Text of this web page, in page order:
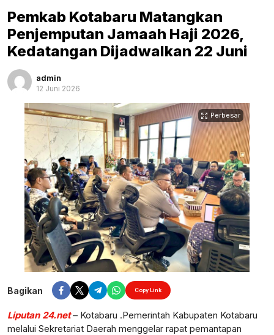
Pemkab Kotabaru Matangkan
Penjemputan Jamaah Haji 2026,
Kedatangan Dijadwalkan 22 Juni
admin
12 Juni 2026
Perbesar
Bagikan Copy Link
Liputan 24.net– Kotabaru .Pemerintah Kabupaten Kotabaru
melalui Sekretariat Daerah menggelar rapat pemantapan